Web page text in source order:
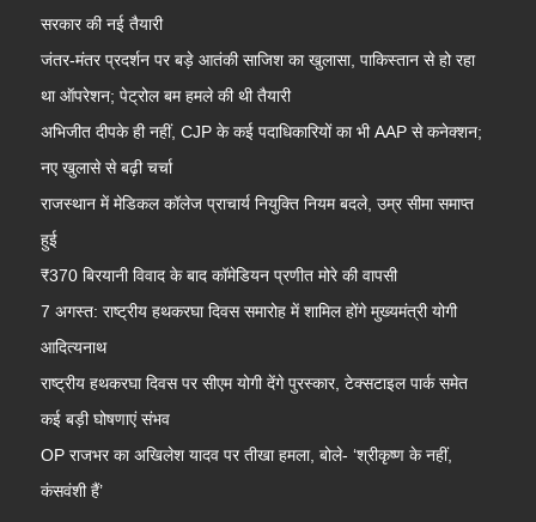
सरकार की नई तैयारी
जंतर-मंतर प्रदर्शन पर बड़े आतंकी साजिश का खुलासा, पाकिस्तान से हो रहा
था ऑपरेशन; पेट्रोल बम हमले की थी तैयारी
अभिजीत दीपके ही नहीं, CJP के कई पदाधिकारियों का भी AAP से कनेक्शन;
नए खुलासे से बढ़ी चर्चा
राजस्थान में मेडिकल कॉलेज प्राचार्य नियुक्ति नियम बदले, उम्र सीमा समाप्त
हुई
₹370 बिरयानी विवाद के बाद कॉमेडियन प्रणीत मोरे की वापसी
7 अगस्त: राष्ट्रीय हथकरघा दिवस समारोह में शामिल होंगे मुख्यमंत्री योगी
आदित्यनाथ
राष्ट्रीय हथकरघा दिवस पर सीएम योगी देंगे पुरस्कार, टेक्सटाइल पार्क समेत
कई बड़ी घोषणाएं संभव
OP राजभर का अखिलेश यादव पर तीखा हमला, बोले- ‘श्रीकृष्ण के नहीं,
कंसवंशी हैं’